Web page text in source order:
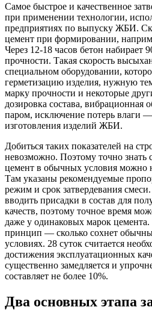
Самое быстрое и качественное
при применении технологии,
предприятиях по выпуску ЖБИ.
цемент при формировании,
Через 12-18 часов бетон набирает
прочности. Такая скорость
специальном оборудовании,
герметизацию изделия, нужную
марку прочности и некоторые
дозировка состава, вибрационная
паром, исключение потерь влаги
изготовления изделий ЖБИ.
Добиться таких показателей на
невозможно. Поэтому точно знать
цемент в обычных условия можно
Там указаны рекомендуемые
режим и срок затвердевания
вводить присадки в состав для
качеств, поэтому точное время
даже у одинаковых марок
принцип — сколько сохнет
условиях. 28 суток считается
достижения эксплуатационных
существенно замедляется и
составляет не более 10%.
Два основных этапа